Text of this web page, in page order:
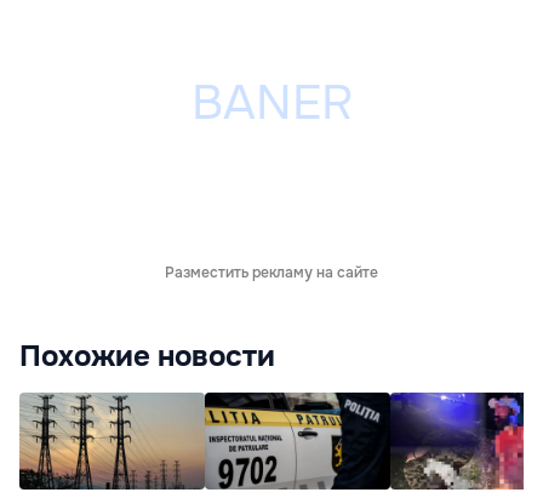
Разместить рекламу на сайте
Похожие новости